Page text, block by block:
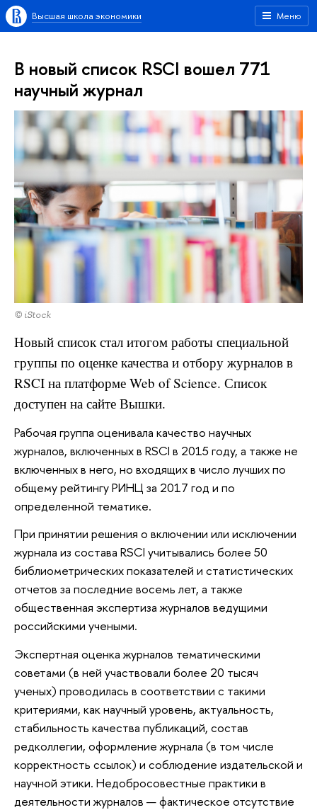
Меню
Высшая школа экономики
В новый список RSCI вошел 771
научный журнал
© iStock
Новый список стал итогом работы специальной
группы по оценке качества и отбору журналов в
RSCI на платформе Web of Science. Список
доступен на сайте Вышки.
Рабочая группа оценивала качество научных
журналов, включенных в RSCI в 2015 году, а также не
включенных в него, но входящих в число лучших по
общему рейтингу РИНЦ за 2017 год и по
определенной тематике.
При принятии решения о включении или исключении
журнала из состава RSCI учитывались более 50
библиометрических показателей и статистических
отчетов за последние восемь лет, а также
общественная экспертиза журналов ведущими
российскими учеными.
Экспертная оценка журналов тематическими
советами (в ней участвовали более 20 тысяч
ученых) проводилась в соответствии с такими
критериями, как научный уровень, актуальность,
стабильность качества публикаций, состав
редколлегии, оформление журнала (в том числе
корректность ссылок) и соблюдение издательской и
научной этики. Недобросовестные практики в
деятельности журналов — фактическое отсутствие